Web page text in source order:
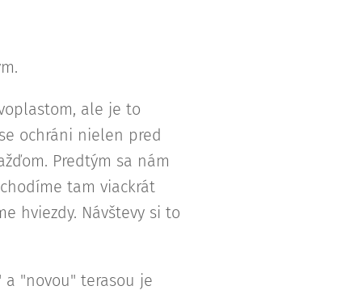
ale je to
ochráni nielen pred
Predtým sa nám
tam viackrát
hviezdy. Návštevy si to
a "novou" terasou je